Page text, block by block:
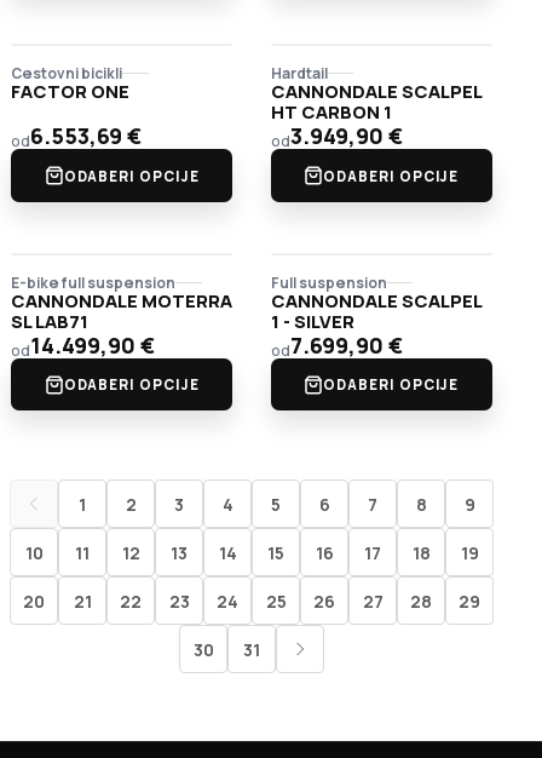
Cestovni bicikli
FACTOR ONE
od6.553,69 €
ODABERI OPCIJE
Hardtail
CANNONDALE SCALPEL
HT CARBON 1
od3.949,90 €
ODABERI OPCIJE
E-bike full suspension
CANNONDALE MOTERRA
SL LAB71
od14.499,90 €
ODABERI OPCIJE
Full suspension
CANNONDALE SCALPEL
1 - SILVER
od7.699,90 €
ODABERI OPCIJE
1 2 3 4 5 6 7 8 9
10 11 12 13 14 15 16 17 18 19
20 21 22 23 24 25 26 27 28 29
30 31